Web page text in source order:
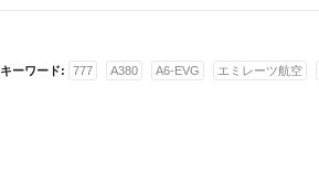
キーワード: 777 A380 A6-EVG エミレーツ航空